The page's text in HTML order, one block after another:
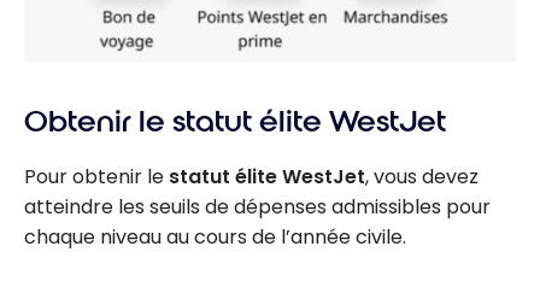
Obtenir le statut élite WestJet
Pour obtenir le statut élite WestJet, vous devez
atteindre les seuils de dépenses admissibles pour
chaque niveau au cours de l’année civile.